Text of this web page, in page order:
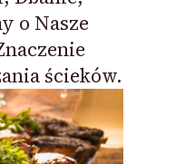
o Nasze
ścieków.